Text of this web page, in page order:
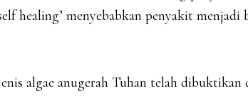
healing’ menyebabkan penyakit
algae anugerah Tuhan telah dibuktikan